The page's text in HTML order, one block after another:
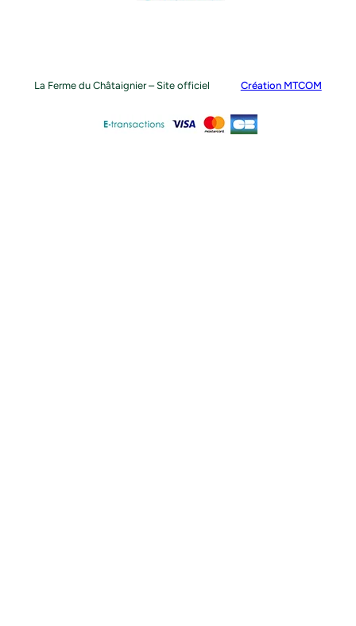
La Ferme du Châtaignier – Site officiel Création MTCOM